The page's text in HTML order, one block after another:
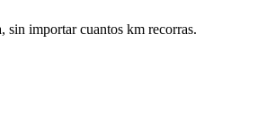
sin importar cuantos km recorras.